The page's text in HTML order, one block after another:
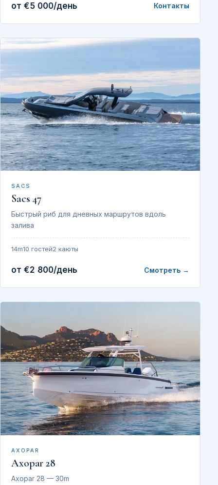
от €5 000/день Контакты
SACS
Sacs 47
Быстрый риб для дневных маршрутов вдоль
залива
14m10 гостей2 каюты
от €2 800/день Смотреть →
AXOPAR
Axopar 28
Axopar 28 — 30m